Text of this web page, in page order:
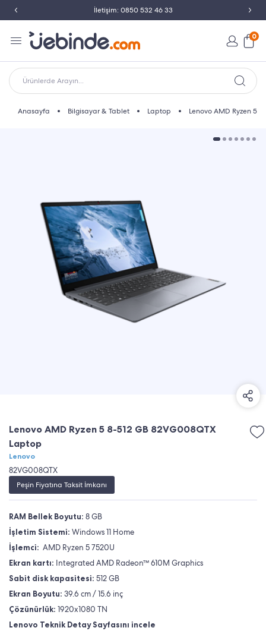
İletişim: 0850 532 46 33
0
Ürünlerde Arayın...
Anasayfa Bilgisayar & Tablet Laptop Lenovo AMD Ryzen 5
Lenovo AMD Ryzen 5 8-512 GB 82VG008QTX
Laptop
Lenovo
82VG008QTX
Peşin Fiyatına Taksit İmkanı
RAM Bellek Boyutu: 8 GB
İşletim Sistemi: Windows 11 Home
İşlemci: AMD Ryzen 5 7520U
Ekran kartı: Integrated AMD Radeon™ 610M Graphics
Sabit disk kapasitesi: 512 GB
Ekran Boyutu: 39.6 cm / 15.6 inç
Çözünürlük: 1920x1080 TN
Lenovo Teknik Detay Sayfasını incele